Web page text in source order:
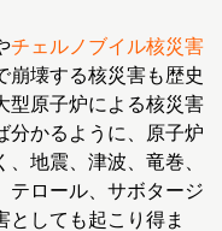
チェルノブイル核災害
崩壊する核災害も歴史
型原子炉による核災害
分かるように、原子炉
地震、津波、竜巻、
テロール、サボタージ
としても起こり得ま